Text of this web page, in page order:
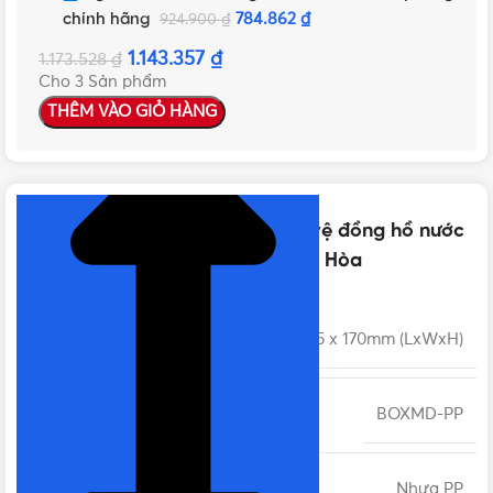
chính hãng
924.900₫ 784.862 ₫
1.173.528₫ 1.143.357 ₫
Cho 3 Sản phẩm
THÊM VÀO GIỎ HÀNG
Thông số kỹ thuật của Hộp bảo vệ đồng hồ nước
bằng nhựa MD | Chính hãng Minh Hòa
370 x 225 x 170mm (LxWxH)
BOXMD-PP
CHẤT LIỆU THÂN Nhựa PP
NHẤN ĐỂ XEM TIẾP (THU GỌN)